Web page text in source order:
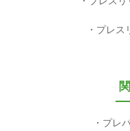
プレス
プレ